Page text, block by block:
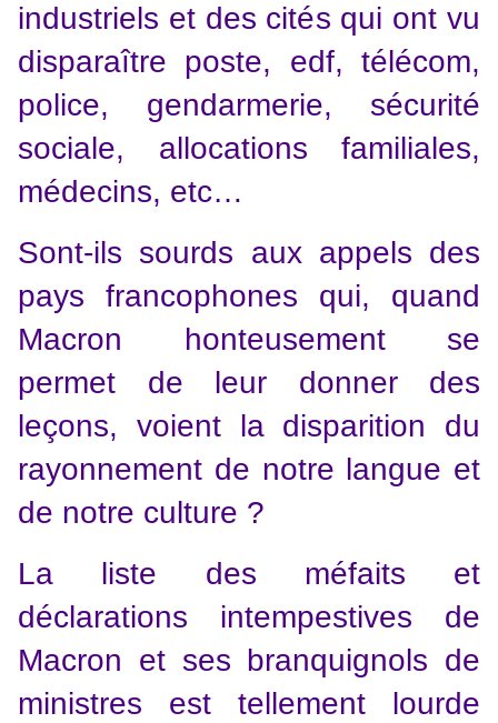
industriels et des cités qui ont vu
disparaître poste, edf, télécom,
police, gendarmerie, sécurité
sociale, allocations familiales,
médecins, etc…
Sont-ils sourds aux appels des
pays francophones qui, quand
Macron honteusement se
permet de leur donner des
leçons, voient la disparition du
rayonnement de notre langue et
de notre culture ?
La liste des méfaits et
déclarations intempestives de
Macron et ses branquignols de
ministres est tellement lourde